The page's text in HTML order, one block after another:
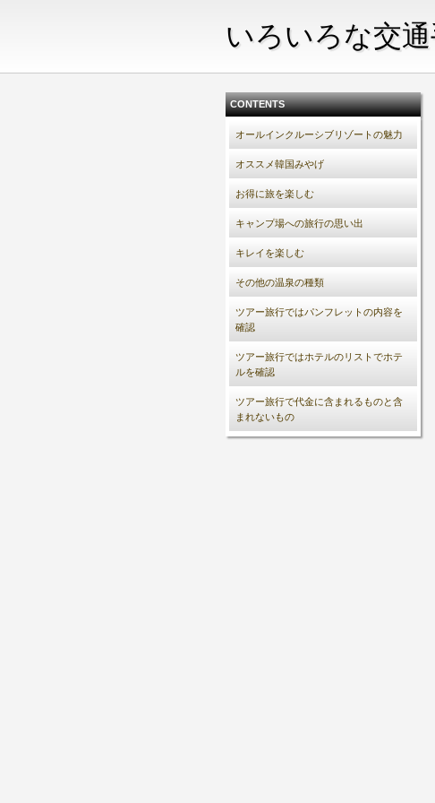
いろいろな交
CONTENTS
オールインクルーシブリゾートの魅力
オススメ韓国みやげ
お得に旅を楽しむ
キャンプ場への旅行の思い出
キレイを楽しむ
その他の温泉の種類
ツアー旅行ではパンフレットの内容を
確認
ツアー旅行ではホテルのリストでホテ
ルを確認
ツアー旅行で代金に含まれるものと含
まれないもの